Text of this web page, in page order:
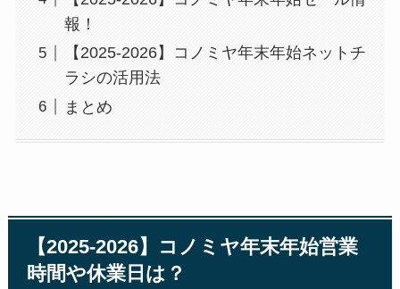
報！
【2025-2026】コノミヤ年末年始ネットチ
ラシの活用法
まとめ
【2025-2026】コノミヤ年末年始営業
時間や休業日は？